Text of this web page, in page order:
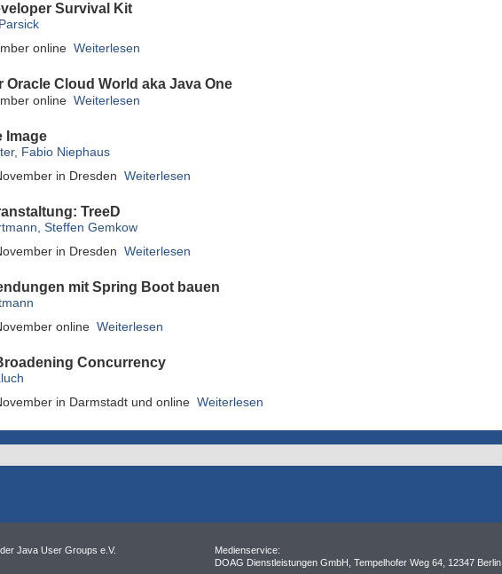
Survival Kit
online Weiterlesen
Oracle Cloud World aka Java One
online Weiterlesen
Image
Fabio Niephaus
in Dresden Weiterlesen
TreeD
Steffen Gemkow
in Dresden Weiterlesen
mit Spring Boot bauen
online Weiterlesen
Concurrency
in Darmstadt und online Weiterlesen
Java User Groups e.V.
Medienservice:
DOAG Dienstleistungen GmbH, Tempelhofer Weg 64, 12347 Berlin